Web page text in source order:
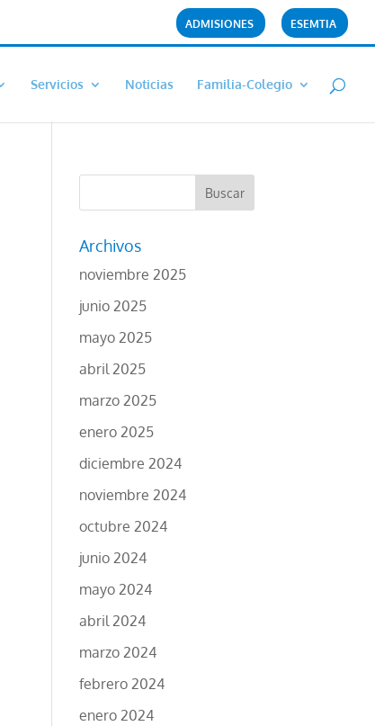
ADMISIONES ESEMTIA
Servicios Noticias Familia-Colegio
Archivos
noviembre 2025
junio 2025
mayo 2025
abril 2025
marzo 2025
enero 2025
diciembre 2024
noviembre 2024
octubre 2024
junio 2024
mayo 2024
abril 2024
marzo 2024
febrero 2024
enero 2024